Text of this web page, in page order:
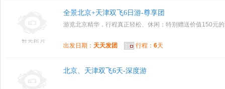
全景北京+天津双飞6日游-尊享团
游览北京精华，行程真正轻松、休闲；特别赠送价值150元
出发日期： 天天发团 行程： 6天
北京、天津双飞6天-深度游